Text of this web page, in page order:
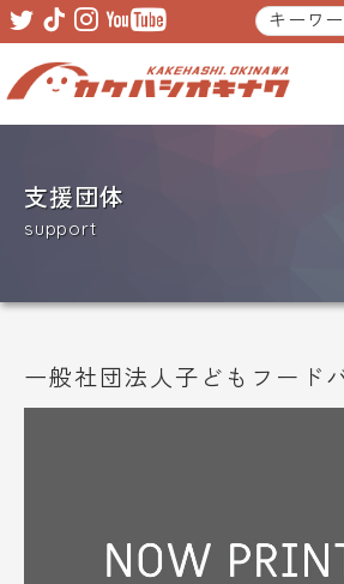
Skip
to
primary
Skip
to
main
支援団体
support
一般社団法人子どもフード